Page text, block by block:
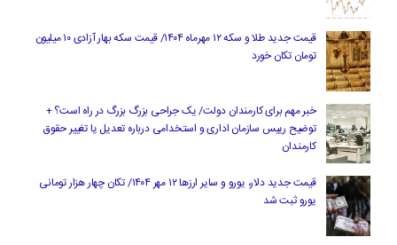
قیمت جدید طلا و سکه ۱۲ مهرماه ۱۴۰۴/ قیمت سکه بهار آزادی ۱۰ میلیون
تومان تکان خورد
خبر مهم برای کارمندان دولت/ یک جراحی بزرگ بزرگ در راه است؟ +
توضیح رییس سازمان اداری و استخدامی درباره تعدیل یا تغییر حقوق
کارمندان
قیمت جدید دلار، یورو و سایر ارزها ۱۲ مهر ۱۴۰۴/ تکان چهار هزار تومانی
یورو ثبت شد